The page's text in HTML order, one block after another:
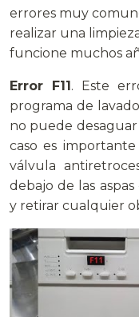
errores muy
realizar una
funcione muchos
Error F11. Este
programa de
no puede
caso es
válvula
debajo de las
y retirar cualquier